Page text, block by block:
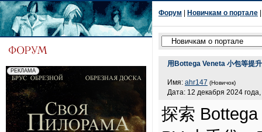
Форум Новичкам о портале
用Bottega Veneta 小包等提
Имя: ahr147 (Новичок)
Дата: 12 декабря 2024
探索